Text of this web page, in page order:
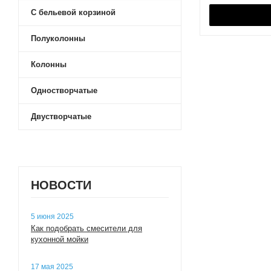
Марти
Симпл
Астера
Либерти
С бельевой корзиной
Полуколонны
Колонны
Одностворчатые
Двустворчатые
НОВОСТИ
5 июня 2025
Как подобрать смесители для
кухонной мойки
17 мая 2025